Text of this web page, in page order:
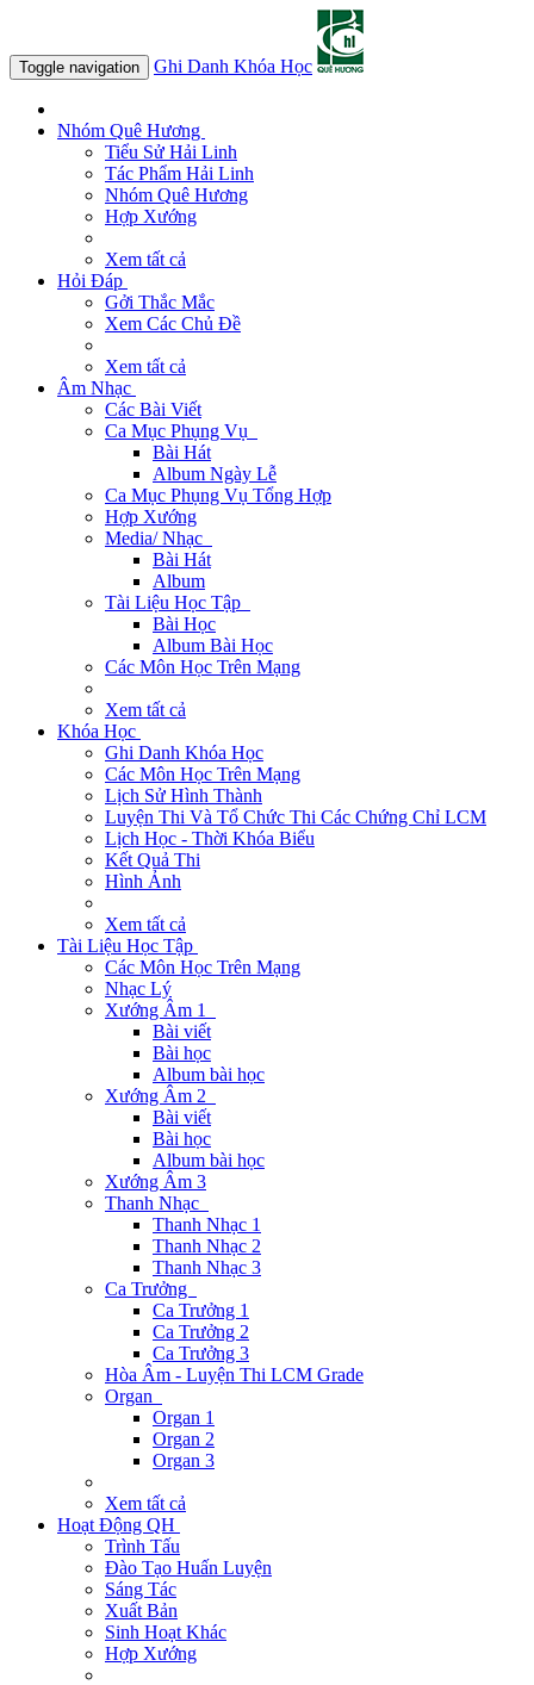
Toggle navigation Ghi Danh Khóa Học
Nhóm Quê Hương
Tiểu Sử Hải Linh
Tác Phẩm Hải Linh
Nhóm Quê Hương
Hợp Xướng
Xem tất cả
Hỏi Đáp
Gởi Thắc Mắc
Xem Các Chủ Đề
Xem tất cả
Âm Nhạc
Các Bài Viết
Ca Mục Phụng Vụ
Bài Hát
Album Ngày Lễ
Ca Mục Phụng Vụ Tổng Hợp
Hợp Xướng
Media/ Nhạc
Bài Hát
Album
Tài Liệu Học Tập
Bài Học
Album Bài Học
Các Môn Học Trên Mạng
Xem tất cả
Khóa Học
Ghi Danh Khóa Học
Các Môn Học Trên Mạng
Lịch Sử Hình Thành
Luyện Thi Và Tổ Chức Thi Các Chứng Chỉ LCM
Lịch Học - Thời Khóa Biểu
Kết Quả Thi
Hình Ảnh
Xem tất cả
Tài Liệu Học Tập
Các Môn Học Trên Mạng
Nhạc Lý
Xướng Âm 1
Bài viết
Bài học
Album bài học
Xướng Âm 2
Bài viết
Bài học
Album bài học
Xướng Âm 3
Thanh Nhạc
Thanh Nhạc 1
Thanh Nhạc 2
Thanh Nhạc 3
Ca Trưởng
Ca Trưởng 1
Ca Trưởng 2
Ca Trưởng 3
Hòa Âm - Luyện Thi LCM Grade
Organ
Organ 1
Organ 2
Organ 3
Xem tất cả
Hoạt Động QH
Trình Tấu
Đào Tạo Huấn Luyện
Sáng Tác
Xuất Bản
Sinh Hoạt Khác
Hợp Xướng